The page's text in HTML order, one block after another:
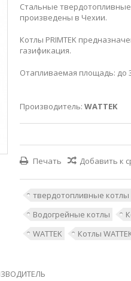
Стальные твердотопливные
произведены в Чехии.
Котлы PRIMTEK
газификация.
Отапливаемая площадь: до
Производитель: WATTEK
Печать Добавить к
твердотопливные котлы
Водогрейные котлы
WATTEK
Котлы